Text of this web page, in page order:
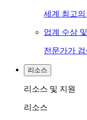
세계 최고
업계 수상
전문가가
리소스
리소스 및 지원
리소스